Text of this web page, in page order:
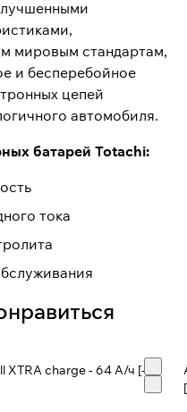
мировым стандартам,
и бесперебойное
цепей
автомобиля.
батарей Totachi:
тока
charge - 64 А/ч [-+]